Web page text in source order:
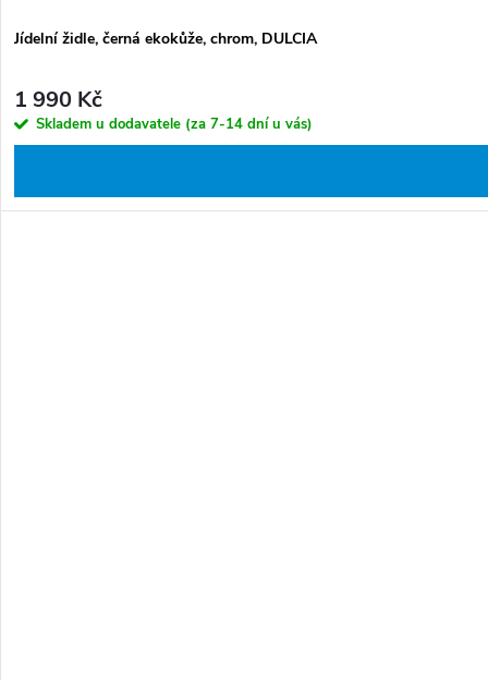
Jídelní židle, černá ekokůže, chrom, DULCIA
1 990 Kč
Skladem u dodavatele (za 7-14 dní u vás)